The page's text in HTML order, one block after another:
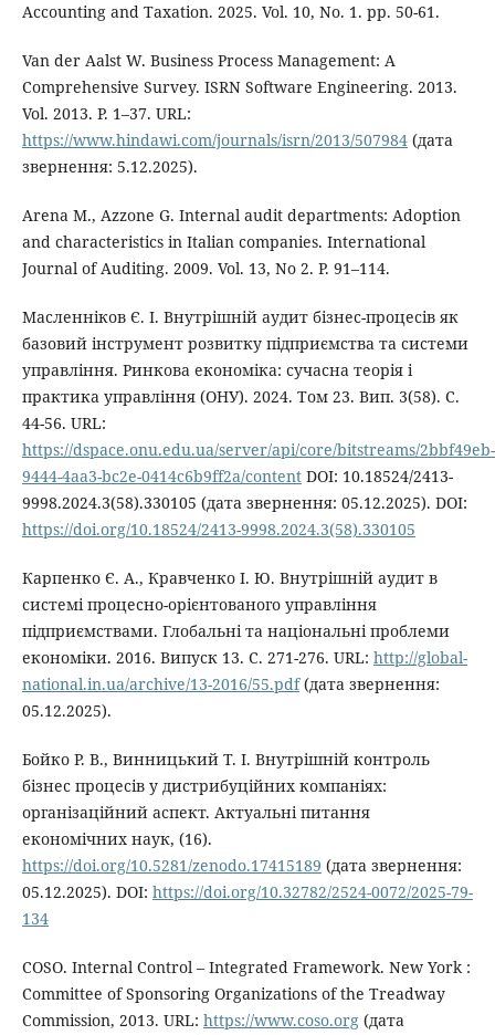
Accounting and Taxation. 2025. Vol. 10, No. 1. pp. 50-61.
Van der Aalst W. Business Process Management: A
Comprehensive Survey. ISRN Software Engineering. 2013.
Vol. 2013. P. 1–37. URL:
https://www.hindawi.com/journals/isrn/2013/507984(дата
звернення: 5.12.2025).
Arena M., Azzone G. Internal audit departments: Adoption
and characteristics in Italian companies. International
Journal of Auditing. 2009. Vol. 13, No 2. P. 91–114.
Масленніков Є. І. Внутрішній аудит бізнес-процесів як
базовий інструмент розвитку підприємства та системи
управління. Ринкова економіка: сучасна теорія і
практика управління (ОНУ). 2024. Том 23. Вип. 3(58). С.
44-56. URL:
https://dspace.onu.edu.ua/server/api/core/bitstreams/2bbf49eb-
9444-4aa3-bc2e-0414c6b9ff2a/contentDOI: 10.18524/2413-
9998.2024.3(58).330105 (дата звернення: 05.12.2025). DOI:
https://doi.org/10.18524/2413-9998.2024.3(58).330105
Карпенко Є. А., Кравченко І. Ю. Внутрішній аудит в
системі процесно-орієнтованого управління
підприємствами. Глобальні та національні проблеми
економіки. 2016. Випуск 13. С. 271-276. URL: http://global-
national.in.ua/archive/13-2016/55.pdf(дата звернення:
05.12.2025).
Бойко Р. В., Винницький Т. І. Внутрішній контроль
бізнес процесів у дистрибуційних компаніях:
організаційний аспект. Актуальні питання
економічних наук, (16).
https://doi.org/10.5281/zenodo.17415189 (дата звернення:
05.12.2025). DOI: https://doi.org/10.32782/2524-0072/2025-79-
134
COSO. Internal Control – Integrated Framework. New York :
Committee of Sponsoring Organizations of the Treadway
Commission, 2013. URL: https://www.coso.org(дата